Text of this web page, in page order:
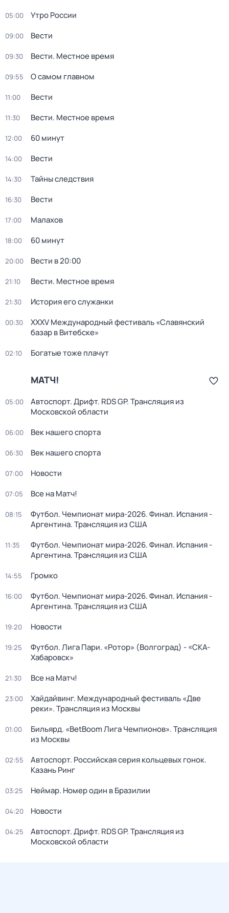
05:00 Утро России
09:00 Вести
09:30 Вести. Местное время
09:55 О самом главном
11:00 Вести
11:30 Вести. Местное время
12:00 60 минут
14:00 Вести
14:30 Тайны следствия
16:30 Вести
17:00 Малахов
18:00 60 минут
20:00 Вести в 20:00
21:10 Вести. Местное время
21:30 История его служанки
00:30
XXXV Международный фестиваль «Славянский
базар в Витебске»
02:10 Богатые тоже плачут
МАТЧ!
05:00
Автоспорт. Дрифт. RDS GP. Трансляция из
Московской области
06:00 Век нашего спорта
06:30 Век нашего спорта
07:00 Новости
07:05 Все на Матч!
08:15
Футбол. Чемпионат мира-2026. Финал. Испания -
Аргентина. Трансляция из США
11:35
Футбол. Чемпионат мира-2026. Финал. Испания -
Аргентина. Трансляция из США
14:55 Громко
16:00
Футбол. Чемпионат мира-2026. Финал. Испания -
Аргентина. Трансляция из США
19:20 Новости
19:25
Футбол. Лига Пари. «Ротор» (Волгоград) - «СКА-
Хабаровск»
21:30 Все на Матч!
23:00
Хайдайвинг. Международный фестиваль «Две
реки». Трансляция из Москвы
01:00
Бильярд. «BetBoom Лига Чемпионов». Трансляция
из Москвы
02:55
Автоспорт. Российская серия кольцевых гонок.
Казань Ринг
03:25 Неймар. Номер один в Бразилии
04:20 Новости
04:25
Автоспорт. Дрифт. RDS GP. Трансляция из
Московской области